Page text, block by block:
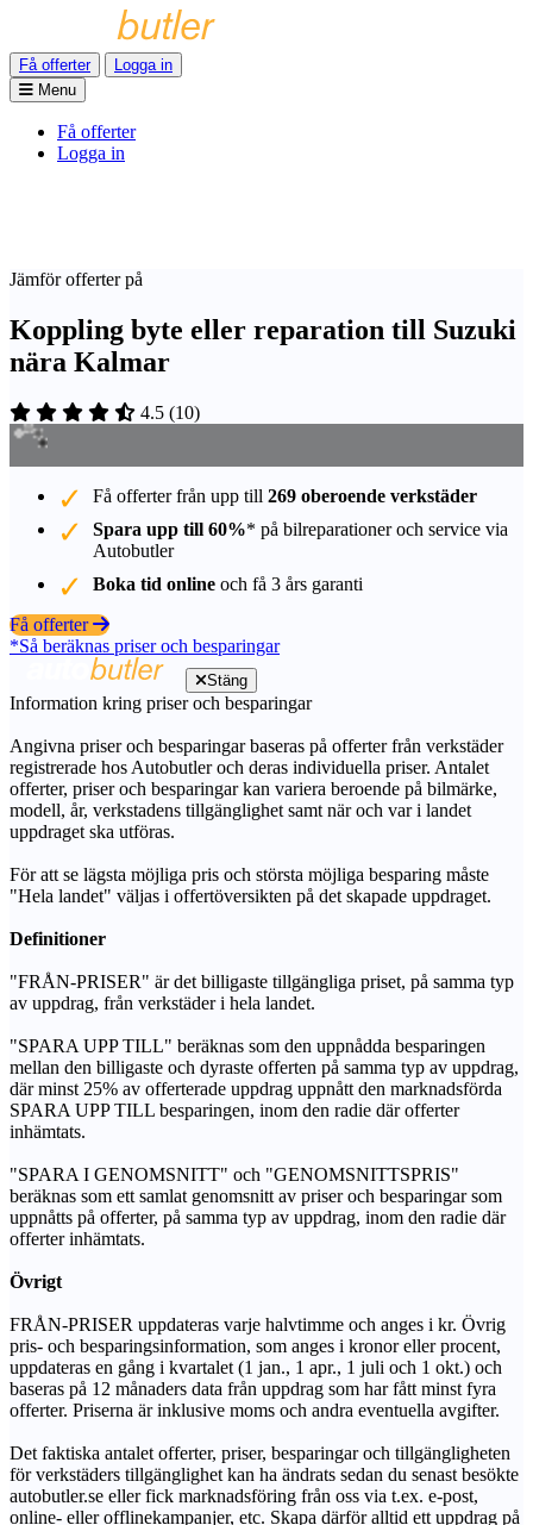
Få offerter
Logga in
Menu
Få offerter
Logga in
Jämför offerter på
Koppling byte eller reparation till Suzuki
nära Kalmar
4.5 (10)
Få offerter från upp till 269 oberoende verkstäder
Spara upp till 60%* på bilreparationer och service via
Autobutler
Boka tid online och få 3 års garanti
Få offerter
*Så beräknas priser och besparingar
Stäng
Information kring priser och besparingar
Angivna priser och besparingar baseras på offerter från verkstäder
registrerade hos Autobutler och deras individuella priser. Antalet
offerter, priser och besparingar kan variera beroende på bilmärke,
modell, år, verkstadens tillgänglighet samt när och var i landet
uppdraget ska utföras.
För att se lägsta möjliga pris och största möjliga besparing måste
"Hela landet" väljas i offertöversikten på det skapade uppdraget.
Definitioner
"FRÅN-PRISER" är det billigaste tillgängliga priset, på samma typ
av uppdrag, från verkstäder i hela landet.
"SPARA UPP TILL" beräknas som den uppnådda besparingen
mellan den billigaste och dyraste offerten på samma typ av uppdrag,
där minst 25% av offerterade uppdrag uppnått den marknadsförda
SPARA UPP TILL besparingen, inom den radie där offerter
inhämtats.
"SPARA I GENOMSNITT" och "GENOMSNITTSPRIS"
beräknas som ett samlat genomsnitt av priser och besparingar som
uppnåtts på offerter, på samma typ av uppdrag, inom den radie där
offerter inhämtats.
Övrigt
FRÅN-PRISER uppdateras varje halvtimme och anges i kr. Övrig
pris- och besparingsinformation, som anges i kronor eller procent,
uppdateras en gång i kvartalet (1 jan., 1 apr., 1 juli och 1 okt.) och
baseras på 12 månaders data från uppdrag som har fått minst fyra
offerter. Priserna är inklusive moms och andra eventuella avgifter.
Det faktiska antalet offerter, priser, besparingar och tillgängligheten
för verkstäders tillgänglighet kan ha ändrats sedan du senast besökte
autobutler.se eller fick marknadsföring från oss via t.ex. e-post,
online- eller offlinekampanjer, etc. Skapa därför alltid ett uppdrag på